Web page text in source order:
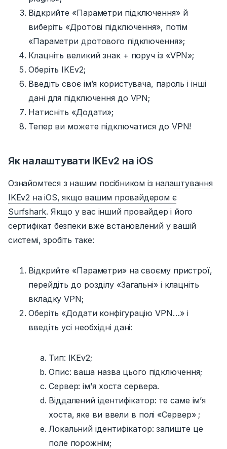
Відкрийте «Параметри підключення» й
виберіть «Дротові підключення», потім
«Параметри дротового підключення»;
Клацніть великий знак + поруч із «VPN»;
Оберіть IKEv2;
Введіть своє ім’я користувача, пароль і інші
дані для підключення до VPN;
Натисніть «Додати»;
Тепер ви можете підключатися до VPN!
Як налаштувати IKEv2 на iOS
Ознайомтеся з нашим посібником із налаштування
IKEv2 на iOS, якщо вашим провайдером є
Surfshark. Якщо у вас інший провайдер і його
сертифікат безпеки вже встановлений у вашій
системі, зробіть таке:
Відкрийте «Параметри» на своєму пристрої,
перейдіть до розділу «Загальні»і клацніть
вкладку VPN;
Оберіть «Додати конфігурацію VPN…»і
введіть усі необхідні дані:
Тип: IKEv2;
Опис: ваша назва цього підключення;
Сервер: ім’я хоста сервера.
Віддалений ідентифікатор: те саме ім’я
хоста, яке ви ввели в полі «Сервер» ;
Локальний ідентифікатор: залиште це
поле порожнім;